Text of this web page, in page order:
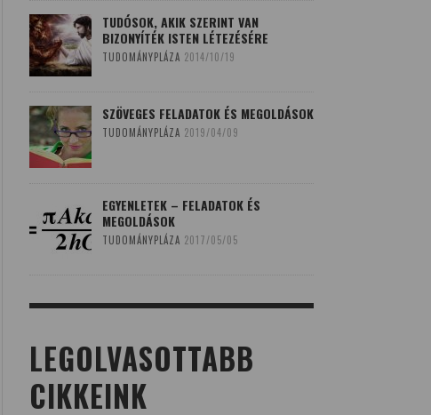
TUDÓSOK, AKIK SZERINT VAN
BIZONYÍTÉK ISTEN LÉTEZÉSÉRE
TUDOMÁNYPLÁZA 2014/10/19
SZÖVEGES FELADATOK ÉS MEGOLDÁSOK
TUDOMÁNYPLÁZA 2019/04/09
EGYENLETEK – FELADATOK ÉS
MEGOLDÁSOK
TUDOMÁNYPLÁZA 2017/05/05
LEGOLVASOTTABB
CIKKEINK